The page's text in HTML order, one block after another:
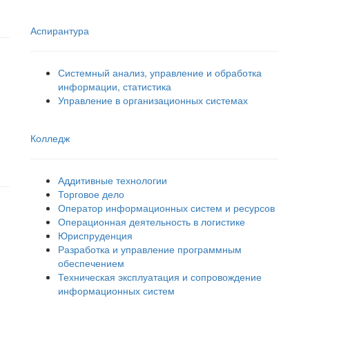
Аспирантура
Системный анализ, управление и обработка
информации, статистика
Управление в организационных системах
Колледж
Аддитивные технологии
Торговое дело
Оператор информационных систем и ресурсов
Операционная деятельность в логистике
Юриспруденция
Разработка и управление программным
обеспечением
Техническая эксплуатация и сопровождение
информационных систем